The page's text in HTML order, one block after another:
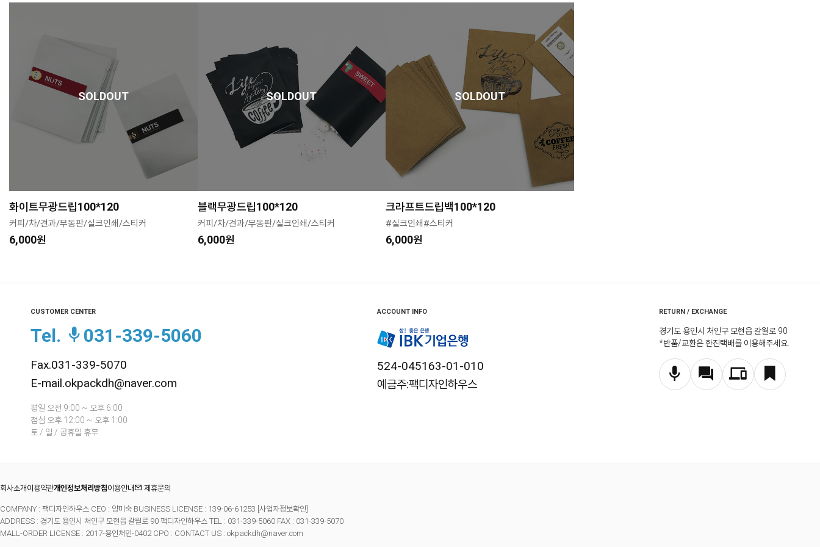
SOLDOUT
화이트무광드립100*120
커피/차/견과/무동판/실크인쇄/스티커
6,000원
SOLDOUT
블랙무광드립100*120
커피/차/견과/무동판/실크인쇄/스티커
6,000원
SOLDOUT
크라프트드립백100*120
#실크인쇄#스티커
6,000원
CUSTOMER CENTER
Tel. 031-339-5060
Fax.031-339-5070
E-mail.okpackdh@naver.com
평일 오전 9:00 ~ 오후 6:00
점심 오후 12:00 ~ 오후 1:00
토 / 일 / 공휴일 휴무
ACCOUNT INFO
524-045163-01-010
예금주:팩디자인하우스
RETURN / EXCHANGE
경기도 용인시 처인구 모현읍 갈월로 90
*반품/교환은 한진택배를 이용해주세요.
회사소개이용약관개인정보처리방침이용안내 제휴문의
COMPANY : 팩디자인하우스 CEO : 양미숙 BUSINESS LICENSE : 139-06-61253 [사업자정보확인]
ADDRESS : 경기도 용인시 처인구 모현읍 갈월로 90 팩디자인하우스 TEL : 031-339-5060 FAX : 031-339-5070
MALL-ORDER LICENSE : 2017-용인처인-0402 CPO : CONTACT US : okpackdh@naver.com